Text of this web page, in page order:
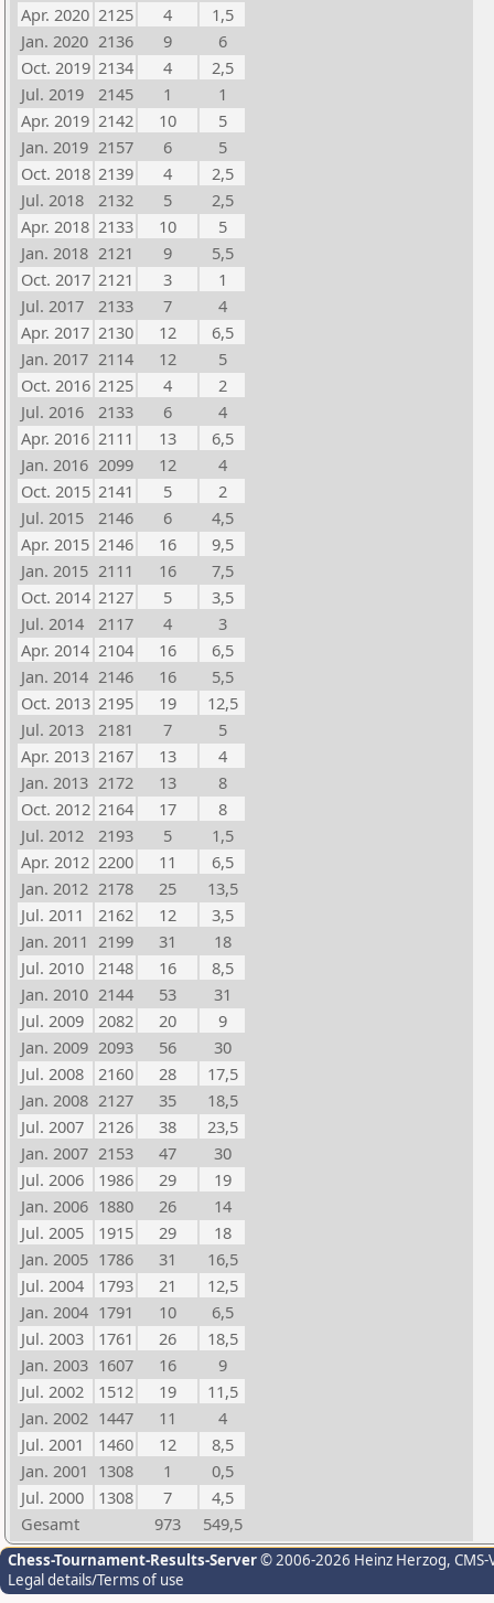
Apr. 2020 2125 4
1,5
Jan. 2020 2136 9
6
Oct. 2019 2134 4
2,5
Jul. 2019
2145 1
1
Apr. 2019 2142 10
5
Jan. 2019 2157 6
5
Oct. 2018 2139 4
2,5
Jul. 2018
2132 5
2,5
Apr. 2018 2133 10
5
Jan. 2018 2121 9
5,5
Oct. 2017 2121 3
1
Jul. 2017
2133 7
4
Apr. 2017 2130 12
6,5
Jan. 2017 2114 12
5
Oct. 2016 2125 4
2
Jul. 2016
2133 6
4
Apr. 2016 2111 13
6,5
Jan. 2016 2099 12
4
Oct. 2015 2141 5
2
Jul. 2015
2146 6
4,5
Apr. 2015 2146 16
9,5
Jan. 2015 2111 16
7,5
Oct. 2014 2127 5
3,5
Jul. 2014
2117 4
3
Apr. 2014 2104 16
6,5
Jan. 2014 2146 16
5,5
Oct. 2013 2195 19
12,5
Jul. 2013
2181 7
5
Apr. 2013 2167 13
4
Jan. 2013 2172 13
8
Oct. 2012 2164 17
8
Jul. 2012
2193 5
1,5
Apr. 2012 2200 11
6,5
Jan. 2012 2178 25
13,5
Jul. 2011
2162 12
3,5
Jan. 2011 2199 31
18
Jul. 2010
2148 16
8,5
Jan. 2010 2144 53
31
Jul. 2009
2082 20
9
Jan. 2009 2093 56
30
Jul. 2008
2160 28
17,5
Jan. 2008 2127 35
18,5
Jul. 2007
2126 38
23,5
Jan. 2007 2153 47
30
Jul. 2006
1986 29
19
Jan. 2006 1880 26
14
Jul. 2005
1915 29
18
Jan. 2005 1786 31
16,5
Jul. 2004
1793 21
12,5
Jan. 2004 1791 10
6,5
Jul. 2003
1761 26
18,5
Jan. 2003 1607 16
9
Jul. 2002
1512 19
11,5
Jan. 2002 1447 11
4
Jul. 2001
1460 12
8,5
Jan. 2001 1308 1
0,5
Jul. 2000
1308 7
4,5
Gesamt
973 549,5
Chess-Tournament-Results-Server© 2006-2026 Heinz Herzog,
Legal details/Terms of use